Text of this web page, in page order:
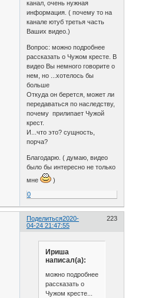
канал, очень нужная
информация. ( почему то на
канале ютуб третья часть
Ваших видео.)
Вопрос: можно подробнее
рассказать о Чужом кресте. В
видео Вы немного говорите о
нем, но ...хотелось бы
больше
Откуда он берется, может ли
передаваться по наследству,
почему прилипает Чужой
крест.
И...что это? сущность,
порча?
Благодарю. ( думаю, видео
было бы интересно не только
мне
)
0
Поделиться 223
2020-
04-24 21:47:55
Ириша
написал(а):
можно подробнее
рассказать о
Чужом кресте...